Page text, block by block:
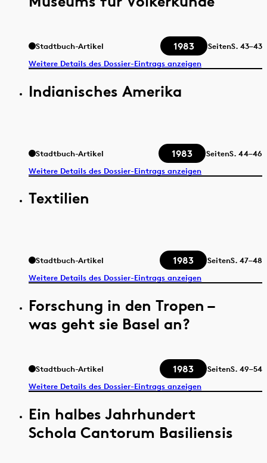
Stadtbuch-Artikel 1983 SeitenS. 43–43
Weitere Details des Dossier-Eintrags anzeigen
Indianisches Amerika
Stadtbuch-Artikel 1983 SeitenS. 44–46
Weitere Details des Dossier-Eintrags anzeigen
Textilien
Stadtbuch-Artikel 1983 SeitenS. 47–48
Weitere Details des Dossier-Eintrags anzeigen
Forschung in den Tropen –
was geht sie Basel an?
Stadtbuch-Artikel 1983 SeitenS. 49–54
Weitere Details des Dossier-Eintrags anzeigen
Ein halbes Jahrhundert
Schola Cantorum Basiliensis